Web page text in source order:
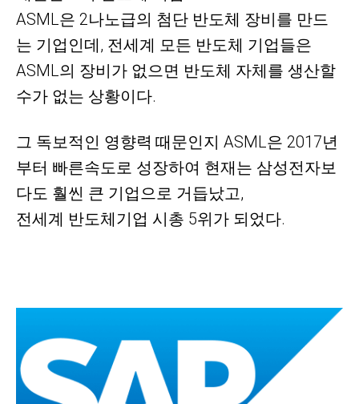
ASML은 2나노급의 첨단 반도체 장비를 만드
는 기업인데, 전세계 모든 반도체 기업들은
ASML의 장비가 없으면 반도체 자체를 생산할
수가 없는 상황이다.
그 독보적인 영향력 때문인지 ASML은 2017년
부터 빠른속도로 성장하여 현재는 삼성전자보
다도 훨씬 큰 기업으로 거듭났고,
전세계 반도체기업 시총 5위가 되었다.